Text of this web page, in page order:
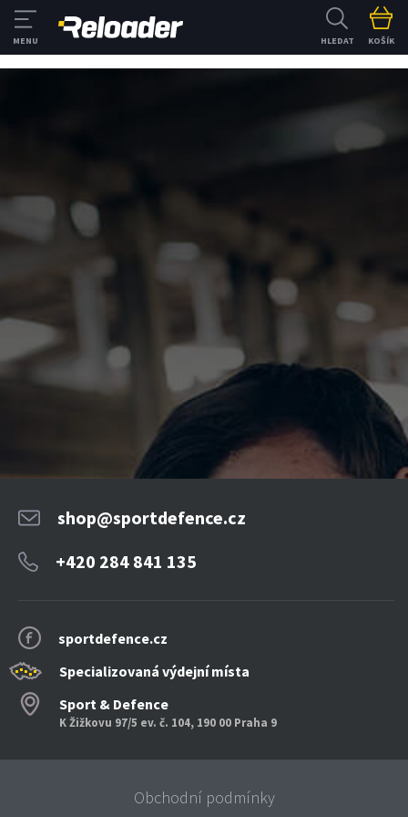
HLEDAT KOŠÍK
sportdefence.cz
Specializovaná výdejní místa
Sport & Defence
K Žižkovu 97/5 ev. č. 104, 190 00 Praha 9
shop@sportdefence.cz
+420 284 841 135
Obchodní podmínky